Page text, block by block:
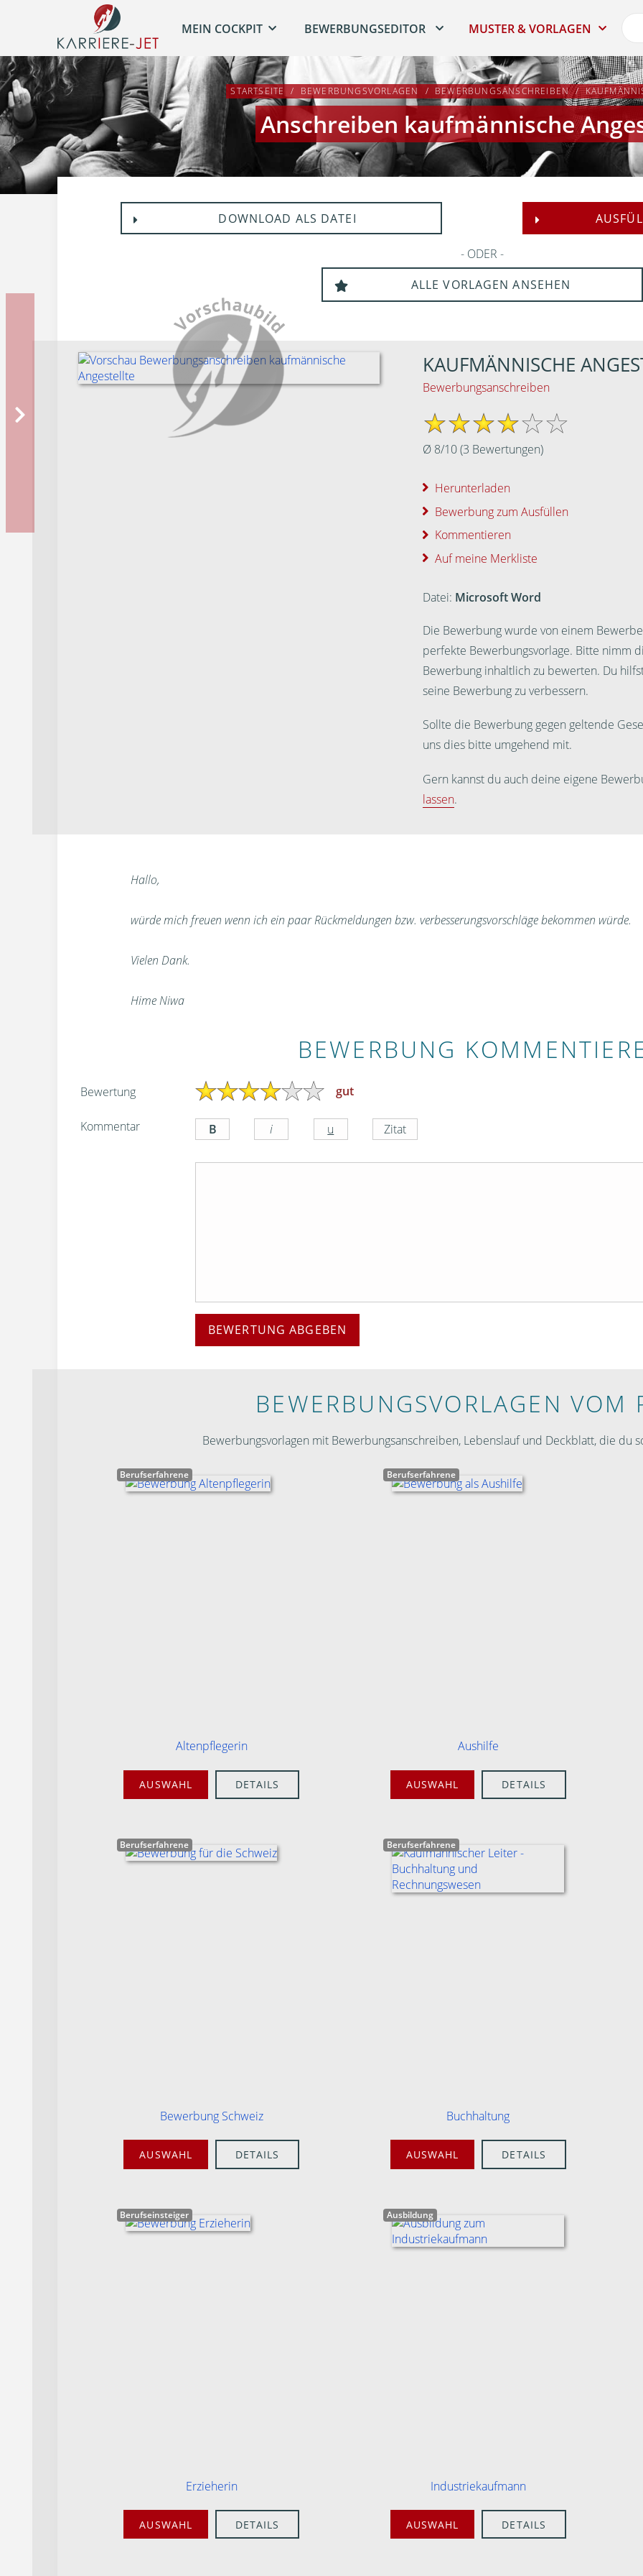
MEIN COCKPIT BEWERBUNGSEDITOR MUSTER & VORLAGEN
STARTSEITE BEWERBUNGSVORLAGEN BEWERBUNGSANSCHREIBEN
Anschreiben kaufmännische
DOWNLOAD ALS DATEI
ODER
ALLE VORLAGEN ANSEHEN
KAUFMÄNNISCHE
Bewerbungsanschreiben
Ø 8/10(3 Bewertungen)
Herunterladen
Bewerbung zum Ausfüllen
Kommentieren
Auf meine Merkliste
Datei: Microsoft Word
Die Bewerbung wurde von einem
perfekte Bewerbungsvorlage. Bitte nimm
Bewerbung inhaltlich zu bewerten. Du
seine Bewerbung zu verbessern.
Sollte die Bewerbung gegen geltende
uns dies bitte umgehend mit.
Gern kannst du auch deine eigene
lassen.
Hallo,
würde mich freuen wenn ich ein paar Rückmeldungen bzw. verbesserungsvorschläge bekommen würde.
Vielen Dank.
Hime Niwa
BEWERBUNG
Bewertung gut
Kommentar
BEWERTUNG ABGEBEN
BEWERBUNGS­VORLAGEN VOM
Bewerbungsvorlagen mit Bewerbungsanschreiben, Lebenslauf und Deckblatt, die du
Berufserfahrene
Altenpflegerin
AUSWAHL DETAILS
Berufserfahrene
Aushilfe
AUSWAHL DETAILS
Berufserfahrene
Bewerbung Schweiz
AUSWAHL DETAILS
Berufserfahrene
Buchhaltung
AUSWAHL DETAILS
Berufseinsteiger
Erzieherin
AUSWAHL DETAILS
Ausbildung
Industriekaufmann
AUSWAHL DETAILS